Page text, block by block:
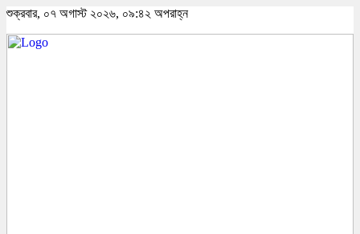
শুক্রবার, ০৭ অগাস্ট ২০২৬, ০৯:৪২ অপরাহ্ন